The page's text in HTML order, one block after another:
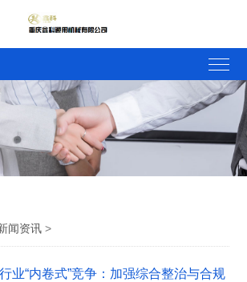
闻资讯 >
业“内卷式”竞争：加强综合整治与合规